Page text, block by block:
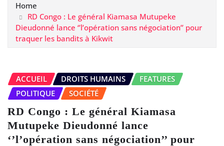
Home
RD Congo : Le général Kiamasa Mutupeke
Dieudonné lance ‘’l’opération sans négociation’’ pour
traquer les bandits à Kikwit
ACCUEIL DROITS HUMAINS
FEATURES
POLITIQUE
SOCIÉTÉ
RD Congo : Le général Kiamasa
Mutupeke Dieudonné lance
‘’l’opération sans négociation’’ pour